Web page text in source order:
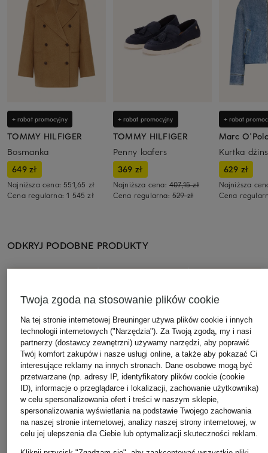
+ rabat promocyjny
TOMMY HILFIGER
Bosmanka
649 zł
Najniższa cena: 551,65 zł
Cena regularna:1 545 zł
+ rabat promocyjny
TOMMY HILFIGER
Penny loafers
369 zł
Najniższa cena: 407,15 zł
Cena regularna: 529 zł
+ rabat
Marc
Kurtka
629 zł
Najniższa
Cena
ODKRYJ PODOBNE PRODUKTY
Twoja zgoda na stosowanie plików cookie
Na tej stronie internetowej Breuninger używa plików cookie i innych
technologii internetowych ("Narzędzia"). Za Twoją zgodą, my i nasi
partnerzy (dostawcy zewnętrzni) używamy narzędzi, aby poprawić
Twój komfort zakupów i nasze usługi online, a także aby pokazać Ci
interesujące reklamy na innych stronach. Dane osobowe mogą być
przetwarzane (np. adresy IP, identyfikatory plików cookie (cookie
ID), informacje o przeglądarce i lokalizacji, zachowanie użytkownika)
w celu spersonalizowania ofert i treści w naszym sklepie,
spersonalizowania wyświetlania na podstawie Twojego zachowania
na naszej stronie internetowej, analizy naszej strony internetowej, w
celu jej ulepszenia dla Ciebie lub optymalizacji skuteczności reklam.